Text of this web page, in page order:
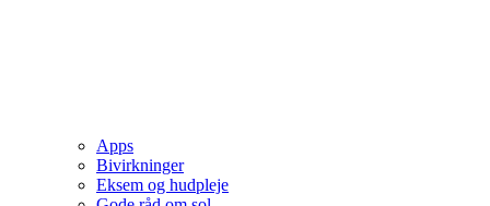
Apps
Bivirkninger
Eksem og hudpleje